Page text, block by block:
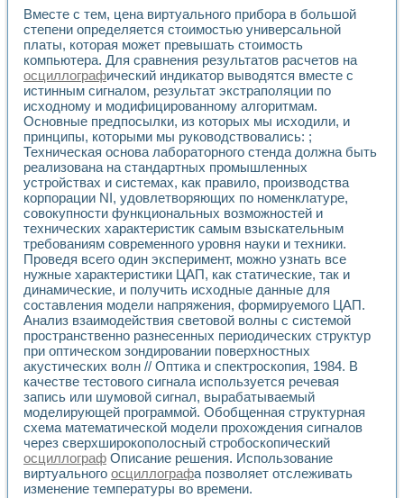
Система статистической обработки результатов
Автоматизация лазерно-плазменных измерений с
Модельно-измерительный комплекс. Назначение. Состав.
Использование технологий NATIONAL INSTRUMENTS
Учебный практикум "Спектральный и корреляционный
Учебный стенд для исследования принципа действия
Оборудование и программное обеспечение учебных
Виртуальный лабораторный практикум для изучения
Управление роботом ТУР-10 средствами LabVIEW
Аппаратно-программный комплекс для исследования
Автоматизированный дистанционный лабораторный
Исследование возможности реставрации одномерных
Использование технологий NATIONAL INSTRUMENTS в
Разработка модификаций алгоритма полигармонической
Учебный стенд для исследования принципа действия
Виртуальная система поддержки принимаемых решений в
Преемственность дисциплин «Моделирование систем» и
Универсальный стенд для исследования электрических
Лабораторные практикумы по информационно-
Виртуальный измеритель частотных характеристик на
Лабораторный практикум по основам теории Коммутации
Разработка виртуальной лабораторной работы
Виртуальные практикумы по электротехнике в среде
Из опыта внедрения в рамках национального проекта
Исследование эффективности решателей
Опыт разработки LabVIEW лабораторных практикумов
Проблемы повышения качества образования и
Развитие LabVIEW лабораторного практикума по
Разработка виртуальной лаборатории по электротехнике
Вместе с тем, цена виртуального прибора в большой
степени определяется стоимостью универсальной
платы, которая может превышать стоимость
компьютера. Для сравнения результатов расчетов на
осциллографический индикатор выводятся вместе с
истинным сигналом, результат экстраполяции по
исходному и модифицированному алгоритмам.
Основные предпосылки, из которых мы исходили, и
принципы, которыми мы руководствовались: ;
Техническая основа лабораторного стенда должна быть
реализована на стандартных промышленных
устройствах и системах, как правило, производства
корпорации NI, удовлетворяющих по номенклатуре,
совокупности функциональных возможностей и
технических характеристик самым взыскательным
требованиям современного уровня науки и техники.
Проведя всего один эксперимент, можно узнать все
нужные характеристики ЦАП, как статические, так и
динамические, и получить исходные данные для
составления модели напряжения, формируемого ЦАП.
Анализ взаимодействия световой волны с системой
пространственно разнесенных периодических структур
при оптическом зондировании поверхностных
акустических волн // Оптика и спектроскопия, 1984. В
качестве тестового сигнала используется речевая
запись или шумовой сигнал, вырабатываемый
моделирующей программой. Обобщенная структурная
схема математической модели прохождения сигналов
через сверхширокополосный стробоскопический
осциллограф Описание решения. Использование
виртуального осциллографа позволяет отслеживать
изменение температуры во времени.